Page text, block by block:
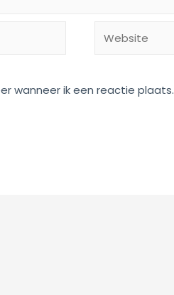
wanneer ik een reactie plaats.